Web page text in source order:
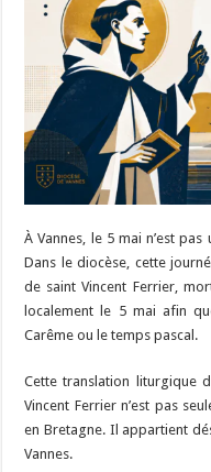
À Vannes, le 5 mai n’est
Dans le diocèse, cette
de saint Vincent Ferrier,
localement le 5 mai afin
Carême ou le temps pascal.
Cette translation liturgique
Vincent Ferrier n’est pas
en Bretagne. Il appartient
Vannes.